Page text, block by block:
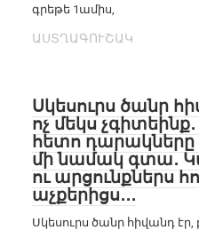
գրեթե 1ամիս,
ԱՍՏՂԱԳՈՒՇԱԿ
Սկեսուրս ծանր
ոչ մեկս
հետո դարակները
մի նամակ գտա․
ու արցունքներս
աչքերիցս․․․
Սկեսուրս ծանր հիվանդ էր,